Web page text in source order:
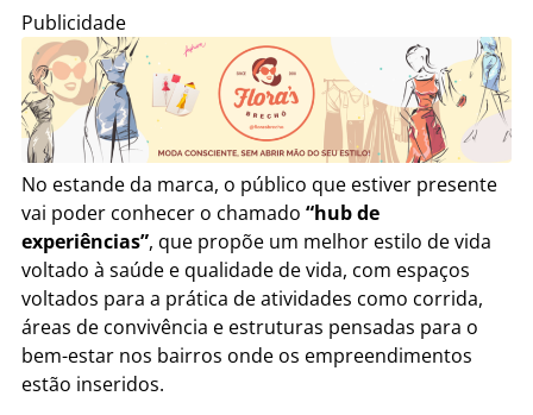
Publicidade
No estande da marca, o público que estiver presente
vai poder conhecer o chamado “hub de
experiências”, que propõe um melhor estilo de vida
voltado à saúde e qualidade de vida, com espaços
voltados para a prática de atividades como corrida,
áreas de convivência e estruturas pensadas para o
bem-estar nos bairros onde os empreendimentos
estão inseridos.